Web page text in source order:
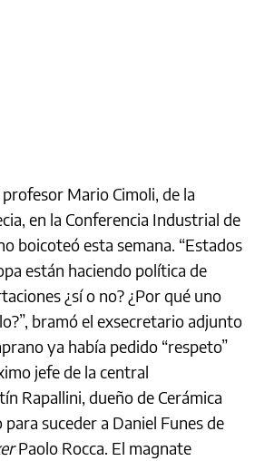
Mario Cimoli, de la
en la Conferencia Industrial de
boicoteó esta semana. “Estados
están haciendo política de
¿sí o no? ¿Por qué uno
bramó el exsecretario adjunto
ya había pedido “respeto”
jefe de la central
Rapallini, dueño de Cerámica
suceder a Daniel Funes de
Paolo Rocca. El magnate